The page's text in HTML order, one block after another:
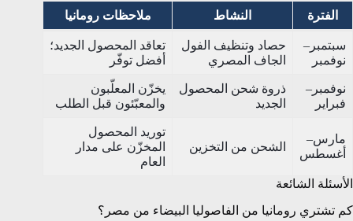
الفترة النشاط ملاحظات رومانيا
سبتمبر–
نوفمبر
حصاد وتنظيف الفول
الجاف المصري
تعاقد المحصول الجديد؛
أفضل توفّر
نوفمبر–
فبراير
ذروة شحن المحصول
الجديد
يخزّن المعلّبون
والمعبّئون قبل الطلب
مارس–
أغسطس
الشحن من التخزين
توريد المحصول
المخزّن على مدار
العام
الأسئلة الشائعة
كم تشتري رومانيا من الفاصوليا البيضاء من مصر؟